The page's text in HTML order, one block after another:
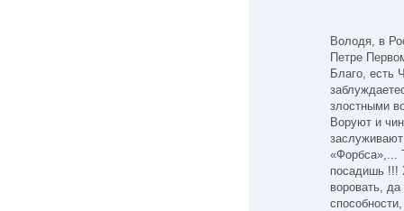
Володя, в
Петре
Благо, есть
злостными
Воруют и
«Форбса»,...
посадишь !!!
воровать,